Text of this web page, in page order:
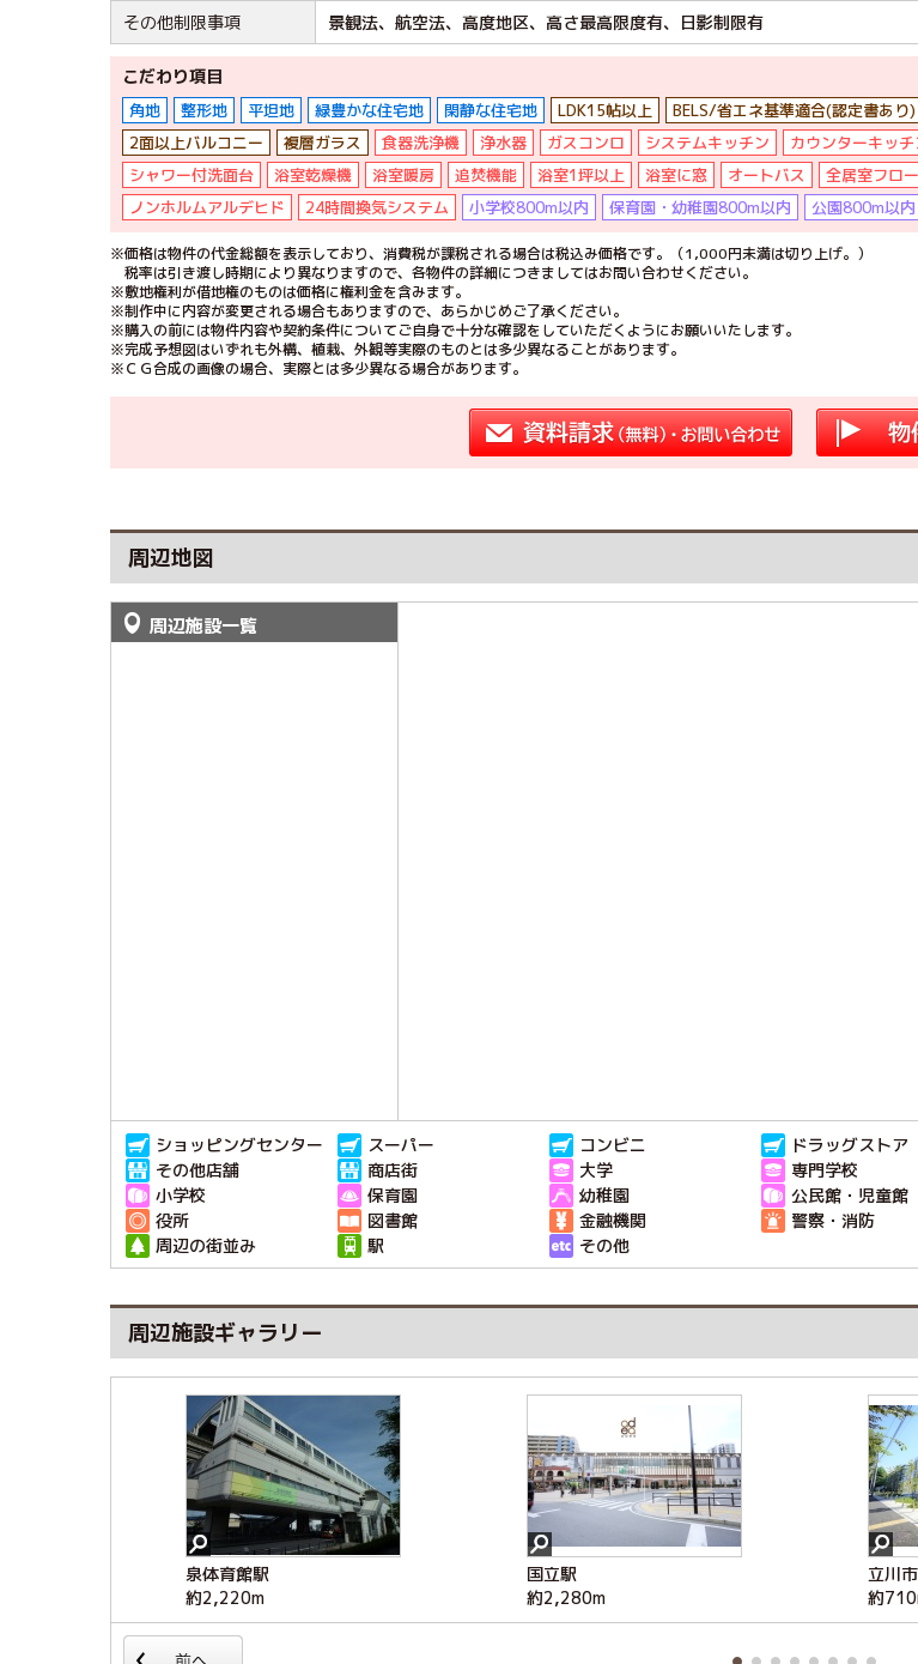
その他制限事項
景観法、航空法、高度地区、高さ最高限度有、日影制限有
こだわり項目
角地 整形地 平坦地 緑豊かな住宅地 閑静な住宅地 LDK15帖以上 BELS/省エネ基準適合(認定書あり)
2面以上バルコニー
複層ガラス 食器洗浄機 浄水器 ガスコンロ システムキッチン カウンターキッチ
シャワー付洗面台
浴室乾燥機 浴室暖房 追焚機能 浴室1坪以上 浴室に窓 オートバス 全居室フロ
ノンホルムアルデヒド
24時間換気システム 小学校800m以内 保育園・幼稚園800m以内 公園800m以内
※価格は物件の代金総額を表示しており、消費税が課税される場合は税込み価格です。（1,000円未満は切り上げ。）
税率は引き渡し時期により異なりますので、各物件の詳細につきましてはお問い合わせください。
※敷地権利が借地権のものは価格に権利金を含みます。
※制作中に内容が変更される場合もありますので、あらかじめご了承ください。
※購入の前には物件内容や契約条件についてご自身で十分な確認をしていただくようにお願いいたします。
※完成予想図はいずれも外構、植栽、外観等実際のものとは多少異なることがあります。
※ＣＧ合成の画像の場合、実際とは多少異なる場合があります。
周辺地図
周辺施設一覧
ショッピングセンター スーパー コンビニ ドラッグストア
その他店舗
商店街 大学 専門学校
小学校
保育園 幼稚園 公民館・児童館
役所
図書館 金融機関 警察・消防
周辺の街並み
駅 その他
周辺施設ギャラリー
泉体育館駅
約2,220m
国立駅
約2,280m
立川
約
みたから幼稚園
約490m
けやき幼稚園
約960m
けや
約
ヤオコー立川若葉町店
約540m
若葉ケヤキモール
約740m
オー
約
パン工房 Allmande Hiro
約840m
マツモトキヨシ 立川市若
葉町店
約510m
ウエ
約
セブンイレブン立川若葉町
３丁目店
約540m
ローソン・スリーエフ国分
寺西町３丁目店
約750m
若葉
約
立川新緑クリニック
約810m
立川若葉団地クリニック
約930m
若葉
約
立川けやき台郵便局
約820m
若葉公園
約100m
中央
約
えんばん遊園地
約650m
富士本90度公園
約910m
若葉
約